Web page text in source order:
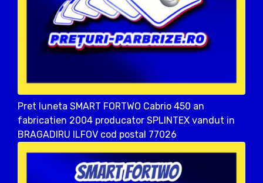
Pret luneta SMART FORTWO Cabrio 450 an
fabricatien 2004 producator SPLINTEX vandut in
BRAGADIRU ILFOV cod postal 77026